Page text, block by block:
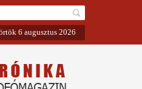
6 augusztus 2026